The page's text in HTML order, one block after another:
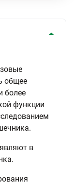
общее
более
функции
в